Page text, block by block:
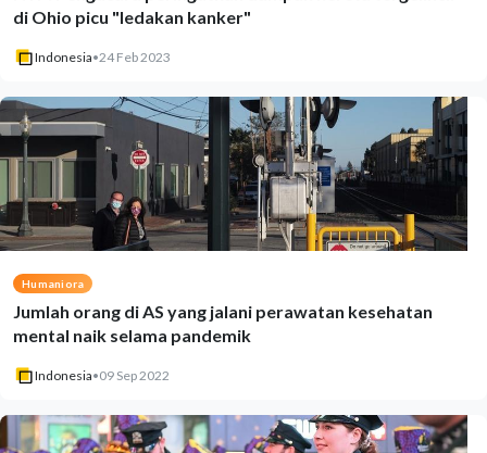
di Ohio picu "ledakan kanker"
Indonesia•24 Feb 2023
Humaniora
Jumlah orang di AS yang jalani perawatan kesehatan
mental naik selama pandemik
Indonesia•09 Sep 2022